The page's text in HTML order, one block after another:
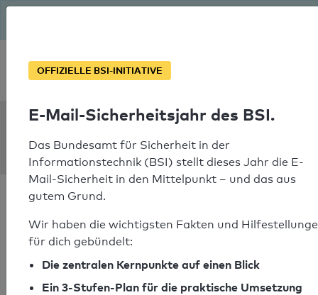
Soforthilfe bei Notfällen
cincinnatiopera.org
Ihr SPF-Record Prüfergebnis
OFFIZIELLE BSI-INITIATIVE
E-Mail-Sicherheitsjahr des BSI.
Das Bundesamt für Sicherheit in der
Informationstechnik (BSI) stellt dieses Jahr die E-
Mail-Sicherheit in den Mittelpunkt – und das aus
gutem Grund.
Wir haben die wichtigsten Fakten und
für dich gebündelt:
Die zentralen Kernpunkte auf einen Blick
Ein 3-Stufen-Plan für die praktische Umsetzung